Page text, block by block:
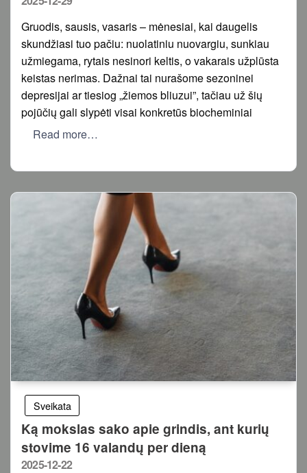
Gruodis, sausis, vasaris – mėnesiai, kai daugelis
skundžiasi tuo pačiu: nuolatiniu nuovargiu, sunkiau
užmiegama, rytais nesinori keltis, o vakarais užplūsta
keistas nerimas. Dažnai tai nurašome sezoninei
depresijai ar tiesiog „žiemos bliuzui”, tačiau už šių
pojūčių gali slypėti visai konkretūs biocheminiai
Read more…
Sveikata
Ką mokslas sako apie grindis, ant kurių
stovime 16 valandų per dieną
Posted
2025-12-22